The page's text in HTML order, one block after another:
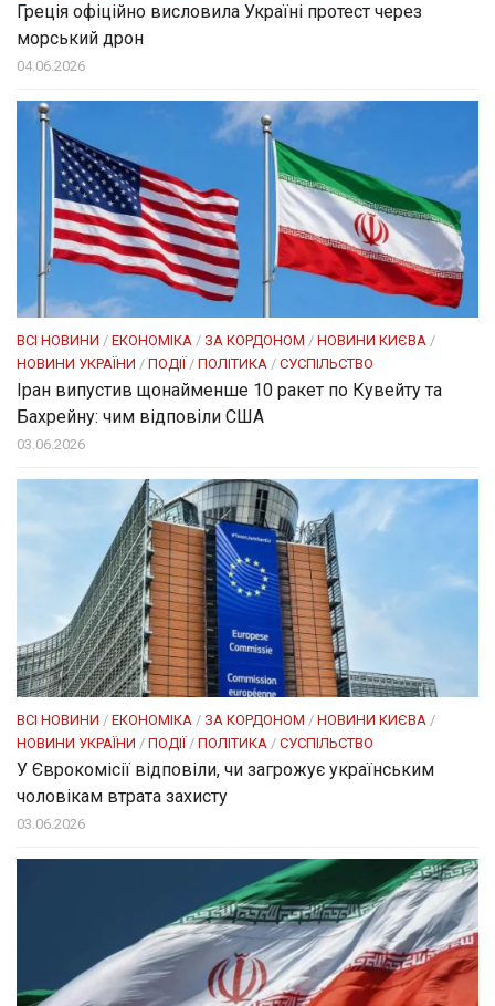
Греція офіційно висловила Україні протест через
морський дрон
04.06.2026
ВСІ НОВИНИ / ЕКОНОМІКА / ЗА КОРДОНОМ / НОВИНИ КИЄВА /
НОВИНИ УКРАЇНИ / ПОДІЇ / ПОЛІТИКА / СУСПІЛЬСТВО
Іран випустив щонайменше 10 ракет по Кувейту та
Бахрейну: чим відповіли США
03.06.2026
ВСІ НОВИНИ / ЕКОНОМІКА / ЗА КОРДОНОМ / НОВИНИ КИЄВА /
НОВИНИ УКРАЇНИ / ПОДІЇ / ПОЛІТИКА / СУСПІЛЬСТВО
У Єврокомісії відповіли, чи загрожує українським
чоловікам втрата захисту
03.06.2026